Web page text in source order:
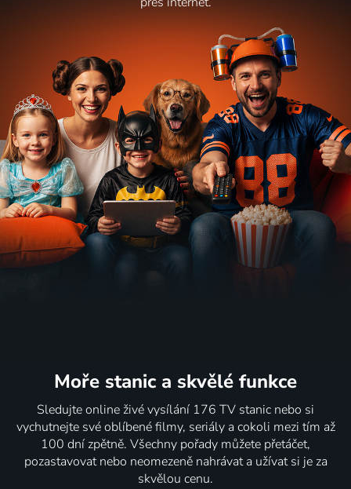
Moře stanic a skvělé funkce
Sledujte online živé vysílání 176 TV stanic nebo si
vychutnejte své oblíbené filmy, seriály a cokoli mezi tím až
100 dní zpětně. Všechny pořady můžete přetáčet,
pozastavovat nebo neomezeně nahrávat a užívat si je za
skvělou cenu.